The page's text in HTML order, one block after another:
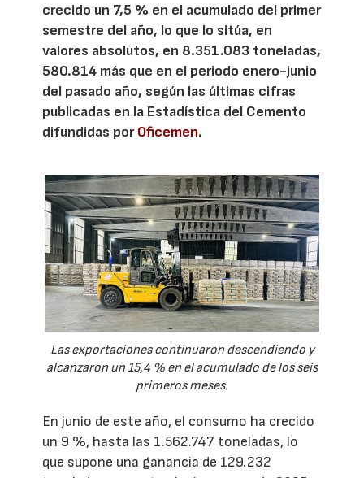
crecido un 7,5 % en el acumulado del primer
semestre del año, lo que lo sitúa, en
valores absolutos, en 8.351.083 toneladas,
580.814 más que en el periodo enero-junio
del pasado año, según las últimas cifras
publicadas en la Estadística del Cemento
difundidas porOficemen.
Las exportaciones continuaron descendiendo y
alcanzaron un 15,4 % en el acumulado de los seis
primeros meses.
En junio de este año, el consumo ha crecido
un 9 %, hasta las 1.562.747 toneladas, lo
que supone una ganancia de 129.232